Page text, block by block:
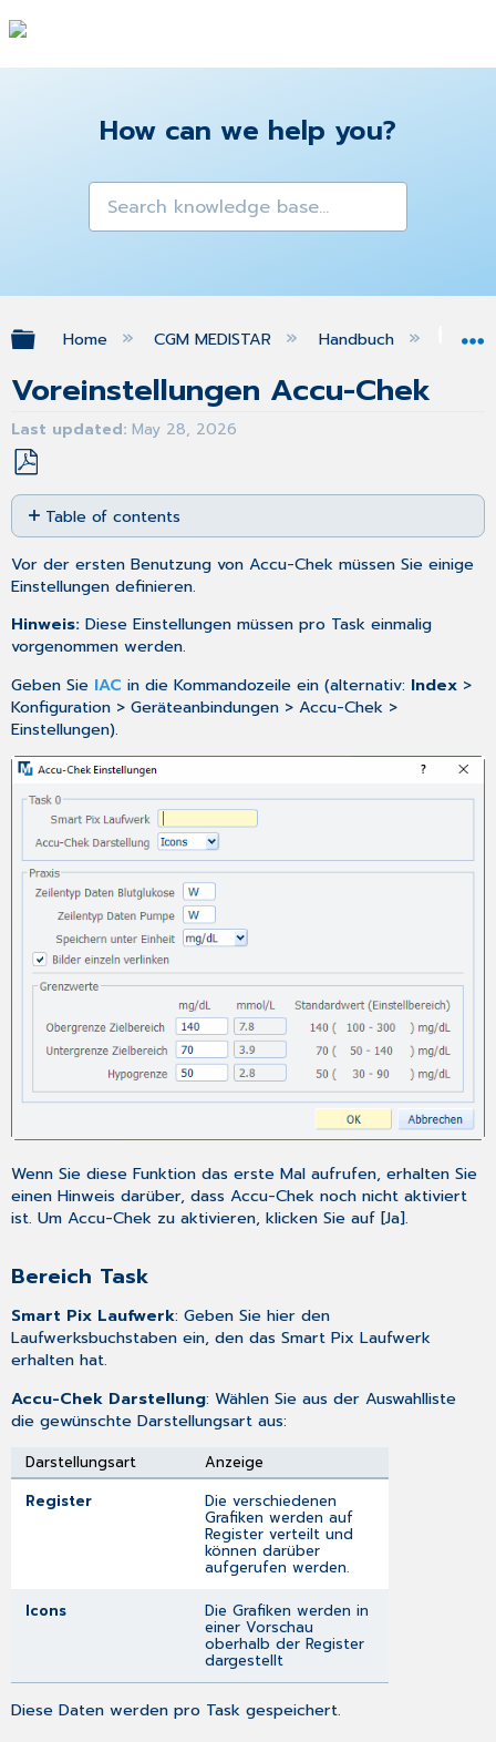
How can we help you?
Expand/collapse global hierarchy
Home CGM MEDISTAR Handbuch
Voreinstellungen Accu-Chek
Last updated May 28, 2026
Save
as
PDF
Table of contents
Task
Bereich
Praxis
Bereich
Vor der ersten Benutzung von Accu-Chek müssen Sie einige
Einstellungen definieren.
Hinweis:Diese Einstellungen müssen pro Task einmalig
vorgenommen werden.
Geben Sie IAC in die Kommandozeile ein (alternativ: Index >
Konfiguration > Geräteanbindungen > Accu-Chek >
Einstellungen).
Wenn Sie diese Funktion das erste Mal aufrufen, erhalten Sie
einen Hinweis darüber, dass Accu-Chek noch nicht aktiviert
ist. Um Accu-Chek zu aktivieren, klicken Sie auf [Ja].
Bereich Task
Smart Pix Laufwerk: Geben Sie hier den
Laufwerksbuchstaben ein, den das Smart Pix Laufwerk
erhalten hat.
Accu-Chek Darstellung: Wählen Sie aus der Auswahlliste
die gewünschte Darstellungsart aus:
Darstellungsart
Anzeige
Register
Die verschiedenen
Grafiken werden auf
Register verteilt und
können darüber
aufgerufen werden.
Icons Die Grafiken werden in
einerVorschau
oberhalb der Register
dargestellt
Diese Daten werden pro Task gespeichert.